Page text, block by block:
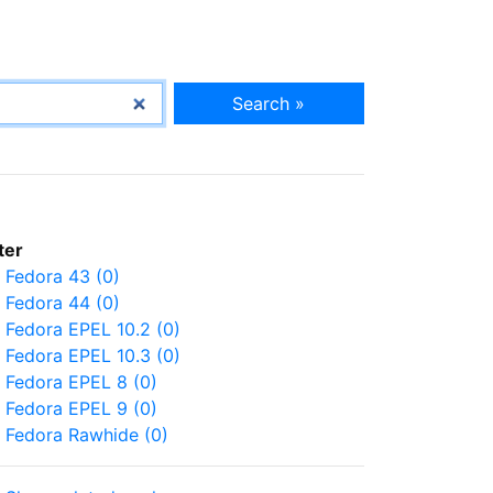
Search »
Fedora 43 (0)
Fedora 44 (0)
Fedora EPEL 10.2 (0)
Fedora EPEL 10.3 (0)
Fedora EPEL 8 (0)
Fedora EPEL 9 (0)
Fedora Rawhide (0)